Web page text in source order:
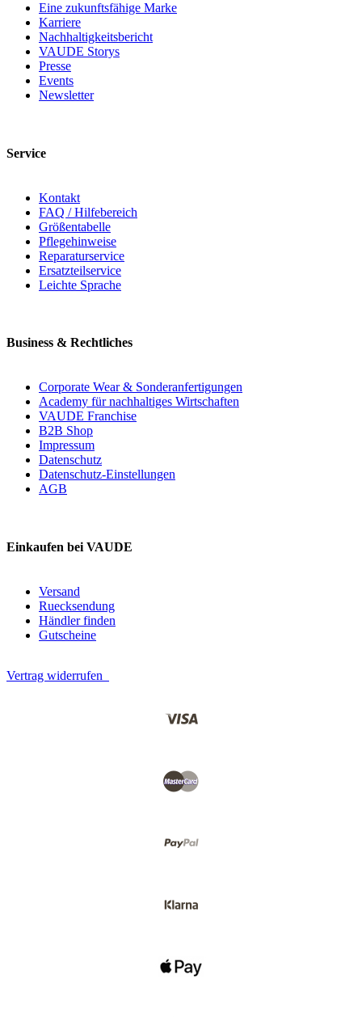
Eine zukunftsfähige Marke
Karriere
Nachhaltigkeitsbericht
VAUDE Storys
Presse
Events
Newsletter
Service
Kontakt
FAQ / Hilfebereich
Größentabelle
Pflegehinweise
Reparaturservice
Ersatzteilservice
Leichte Sprache
Business & Rechtliches
Corporate Wear & Sonderanfertigungen
Academy für nachhaltiges Wirtschaften
VAUDE Franchise
B2B Shop
Impressum
Datenschutz
Datenschutz-Einstellungen
AGB
Einkaufen bei VAUDE
Versand
Ruecksendung
Händler finden
Gutscheine
Vertrag widerrufen